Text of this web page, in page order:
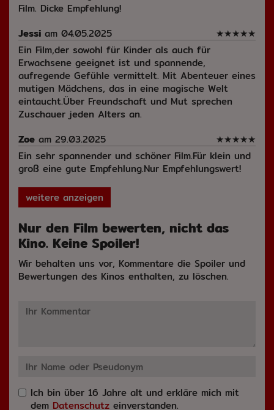
Film. Dicke Empfehlung!
Jessi am 04.05.2025 ★★★★★
Ein Film,der sowohl für Kinder als auch für
Erwachsene geeignet ist und spannende,
aufregende Gefühle vermittelt. Mit Abenteuer eines
mutigen Mädchens, das in eine magische Welt
eintaucht.Über Freundschaft und Mut sprechen
Zuschauer jeden Alters an.
Zoe am 29.03.2025 ★★★★★
Ein sehr spannender und schöner Film.Für klein und
groß eine gute Empfehlung.Nur Empfehlungswert!
weitere anzeigen
Nur den Film bewerten, nicht das
Kino. Keine Spoiler!
Wir behalten uns vor, Kommentare die Spoiler und
Bewertungen des Kinos enthalten, zu löschen.
Ich bin über 16 Jahre alt und erkläre mich mit
dem Datenschutz einverstanden.